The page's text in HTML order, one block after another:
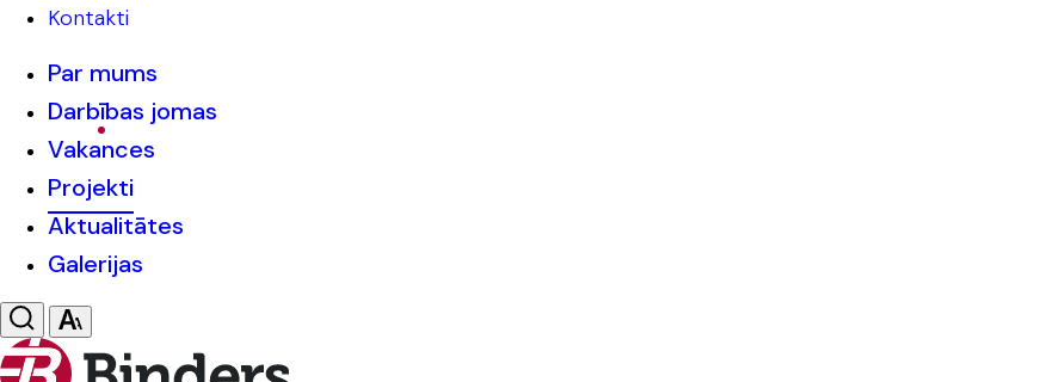
Kontakti
Par mums
Darbības jomas
Vakances
Projekti
Aktualitātes
Galerijas